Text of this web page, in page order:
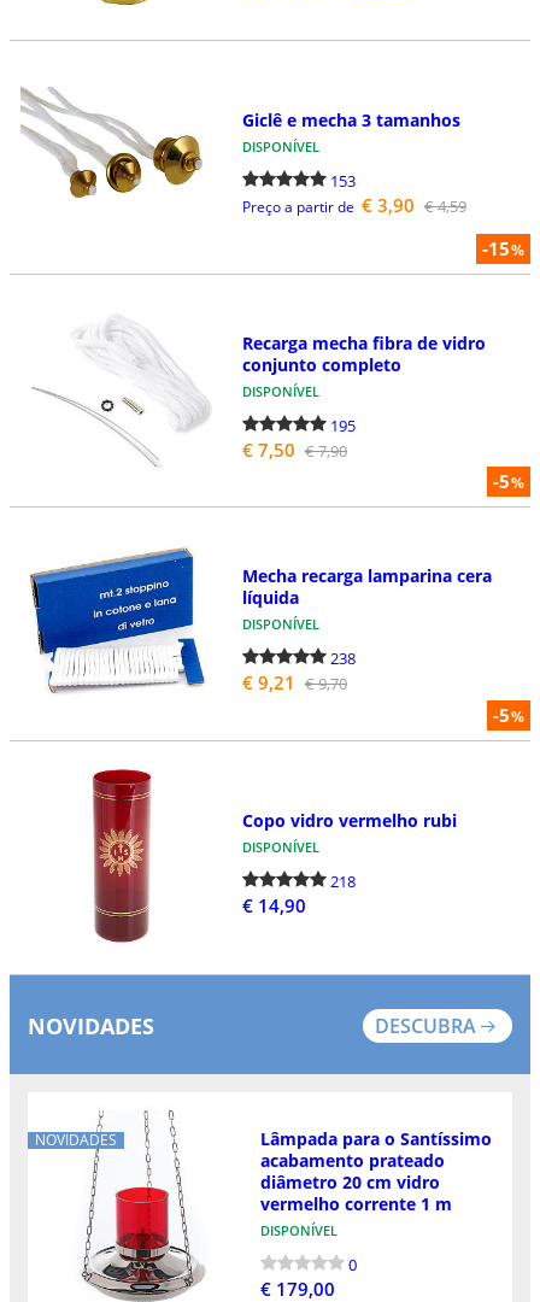
-15%
Giclê e mecha 3 tamanhos
DISPONÍVEL
153
Preço a partir de € 3,90 € 4,59
-5%
Recarga mecha fibra de vidro
conjunto completo
DISPONÍVEL
195
€ 7,50 € 7,90
-5%
Mecha recarga lamparina cera
líquida
DISPONÍVEL
238
€ 9,21 € 9,70
Copo vidro vermelho rubi
DISPONÍVEL
218
€ 14,90
NOVIDADES DESCUBRA
NOVIDADES
Lâmpada para o Santíssimo
acabamento prateado
diâmetro 20 cm vidro
vermelho corrente 1 m
DISPONÍVEL
0
€ 179,00